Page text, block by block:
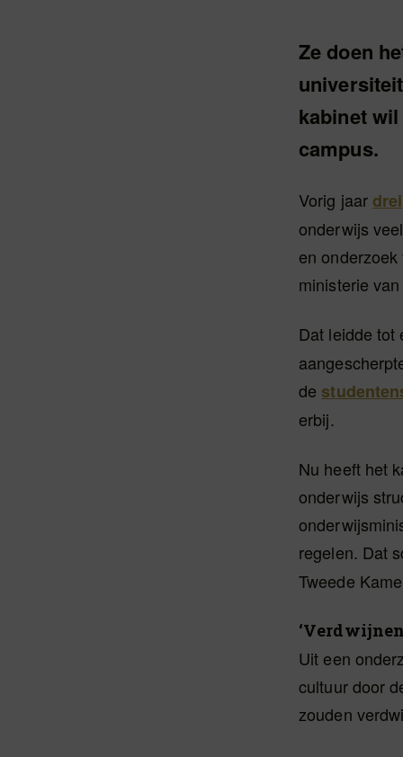
Ze doen
kabinet
campus.
Vorig jaar
onderwijs
en
ministerie
Dat leidde
de
erbij.
Nu heeft het
onderwijs
regelen. Dat
Tweede
Uit een
cultuur door
zouden